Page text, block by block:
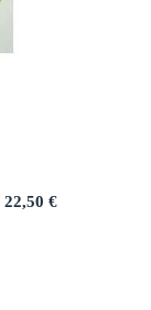
22,50 €